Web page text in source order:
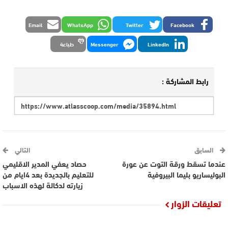
Facebook
Twitter
WhatsApp
Email
LinkedIn
Messenger طباعة
رابط المشاركة :
السابق
عندما تسقط ورقة التوت عن عورة
البوليساريو بليما البيروفية
التالي
حصاد يعفي المدير الاقليمي
للتعليم بالجديدة بعد 4ايام من
زيارته لدكالة لهذه الاسباب
تعليقات الزوار